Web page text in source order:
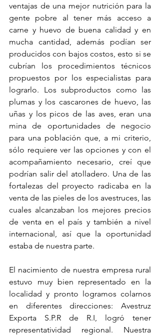
ventajas de una mejor nutrición para la
gente pobre al tener más acceso a
carne y huevo de buena calidad y en
mucha cantidad, además podían ser
producidos con bajos costos, esto si se
cubrían los procedimientos técnicos
propuestos por los especialistas para
lograrlo. Los subproductos como las
plumas y los cascarones de huevo, las
uñas y los picos de las aves, eran una
mina de oportunidades de negocio
para una población que, a mi criterio,
sólo requiere ver las opciones y con el
acompañamiento necesario, creí que
podrían salir del atolladero. Una de las
fortalezas del proyecto radicaba en la
venta de las pieles de los avestruces, las
cuales alcanzaban los mejores precios
de venta en el país y también a nivel
internacional, así que la oportunidad
estaba de nuestra parte.
El nacimiento de nuestra empresa rural
estuvo muy bien representado en la
localidad y pronto logramos colarnos
en diferentes direcciones: Avestruz
Exporta S.P.R de R.I, logró tener
representatividad regional. Nuestra